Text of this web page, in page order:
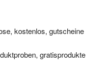
kostenlos, gutscheine
gratisprodukte